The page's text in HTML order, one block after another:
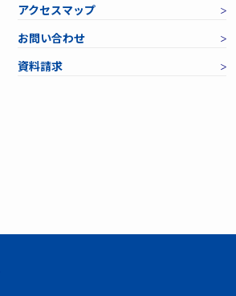
アクセスマップ
お問い合わせ
資料請求